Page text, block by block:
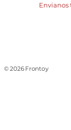
© 2026 Frontoy
Envianos